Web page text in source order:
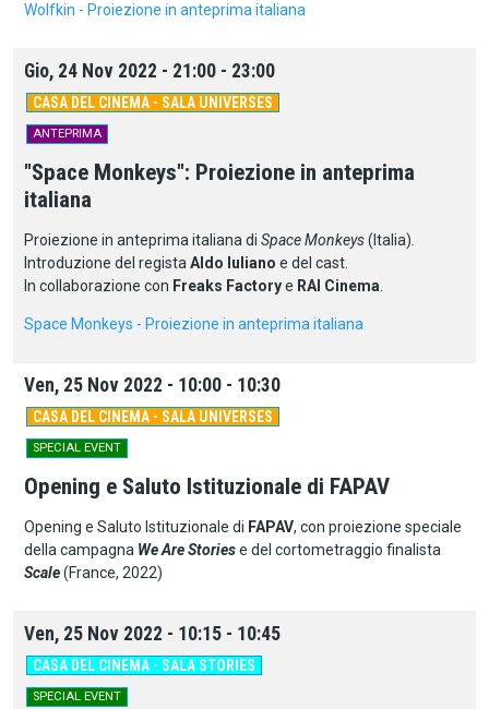
Wolfkin - Proiezione in anteprima italiana
Gio, 24 Nov 2022 - 21:00 - 23:00
CASA DEL CINEMA - SALA UNIVERSES
ANTEPRIMA
"Space Monkeys": Proiezione in anteprima
italiana
Proiezione in anteprima italiana diSpace Monkeys(Italia)
Introduzione del registaAldo Iuliano e del cast.
In collaborazione con Freaks Factorye RAI Cinema
Space Monkeys - Proiezione in anteprima italiana
Ven, 25 Nov 2022 - 10:00 - 10:30
CASA DEL CINEMA - SALA UNIVERSES
SPECIAL EVENT
Opening e Saluto Istituzionale di FAPAV
Opening e Saluto Istituzionale di FAPAV, con proiezione speciale
della campagna We Are Storiese del cortometraggio finalista
Scale(France, 2022)
Ven, 25 Nov 2022 - 10:15 - 10:45
CASA DEL CINEMA - SALA STORIES
SPECIAL EVENT